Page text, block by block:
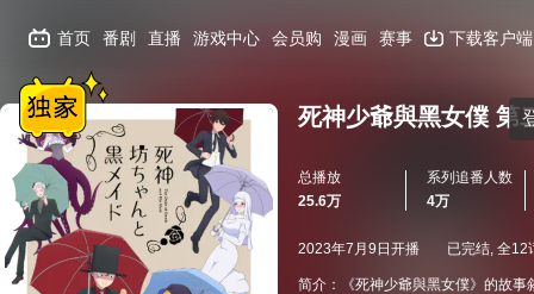
首页 番剧 直播 游戏中心 会员购 漫画 赛事 下载客户端
死神少爺與黑女僕 第
总播放
25.6万
系列追番人数
4万
2023年7月9日开播 已完结, 全12
简介：《死神少爺與黑女僕》的故